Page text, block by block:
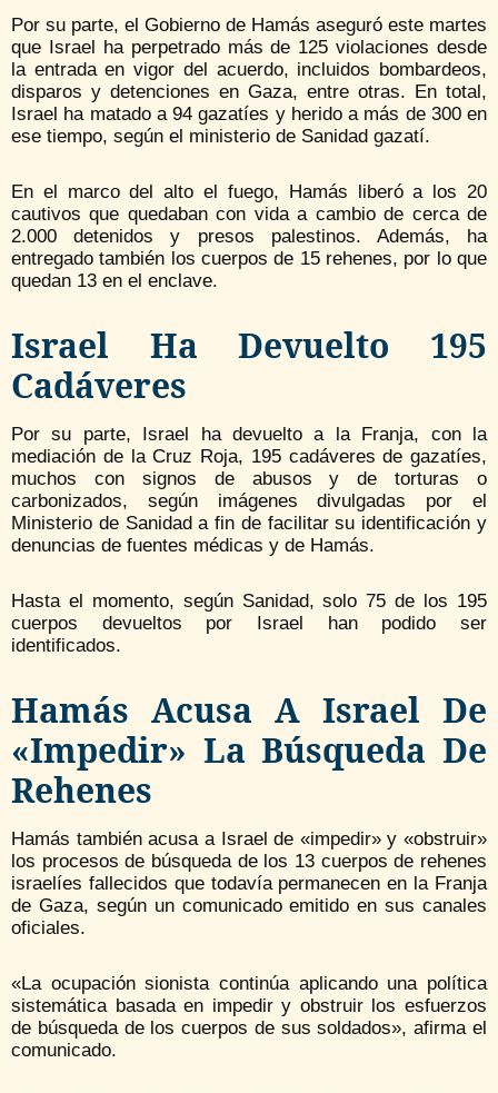
Por su parte, el Gobierno de Hamás aseguró este martes
que Israel ha perpetrado más de 125 violaciones desde
la entrada en vigor del acuerdo, incluidos bombardeos,
disparos y detenciones en Gaza, entre otras. En total,
Israel ha matado a 94 gazatíes y herido a más de 300 en
ese tiempo, según el ministerio de Sanidad gazatí.
En el marco del alto el fuego, Hamás liberó a los 20
cautivos que quedaban con vida a cambio de cerca de
2.000 detenidos y presos palestinos. Además, ha
entregado también los cuerpos de 15 rehenes, por lo que
quedan 13 en el enclave.
Israel Ha Devuelto 195
Cadáveres
Por su parte, Israel ha devuelto a la Franja, con la
mediación de la Cruz Roja, 195 cadáveres de gazatíes,
muchos con signos de abusos y de torturas o
carbonizados, según imágenes divulgadas por el
Ministerio de Sanidad a fin de facilitar su identificación y
denuncias de fuentes médicas y de Hamás.
Hasta el momento, según Sanidad, solo 75 de los 195
cuerpos devueltos por Israel han podido ser
identificados.
Hamás Acusa A Israel De
«impedir» La Búsqueda De
Rehenes
Hamás también acusa a Israel de «impedir» y «obstruir»
los procesos de búsqueda de los 13 cuerpos de rehenes
israelíes fallecidos que todavía permanecen en la Franja
de Gaza, según un comunicado emitido en sus canales
oficiales.
«La ocupación sionista continúa aplicando una política
sistemática basada en impedir y obstruir los esfuerzos
de búsqueda de los cuerpos de sus soldados», afirma el
comunicado.